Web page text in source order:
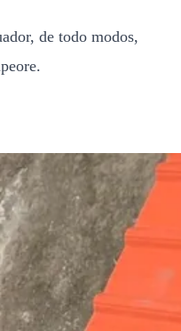
de todo modos,